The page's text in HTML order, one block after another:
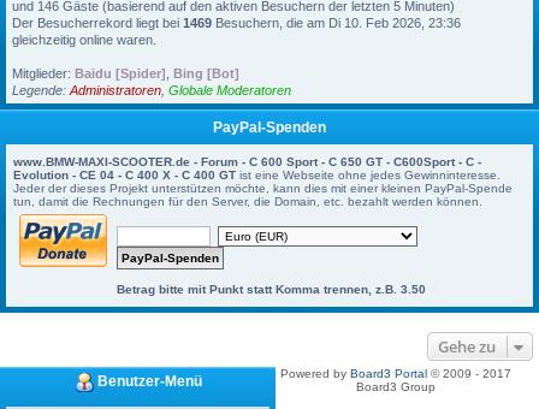
und 146 Gäste (basierend auf den aktiven Besuchern der letzten 5 Minuten)
Der Besucherrekord liegt bei 1469 Besuchern, die am Di 10. Feb 2026, 23:36
gleichzeitig online waren.
Mitglieder: Baidu [Spider] Bing [Bot]
Legende: Administratoren Globale Moderatoren
PayPal-Spenden
www.BMW-MAXI-SCOOTER.de - Forum - C 600 Sport - C 650 GT - C600Sport - C -
Evolution - CE 04 - C 400 X - C 400 GT ist eine Webseite ohne jedes Gewinninteresse.
Jeder der dieses Projekt unterstützen möchte, kann dies mit einer kleinen PayPal-Spende
tun, damit die Rechnungen für den Server, die Domain, etc. bezahlt werden können.
Betrag bitte mit Punkt statt Komma trennen, z.B. 3.50
Gehe zu
Benutzer-Menü Powered by Board3 Portal© 2009 - 2017
Board3 Group